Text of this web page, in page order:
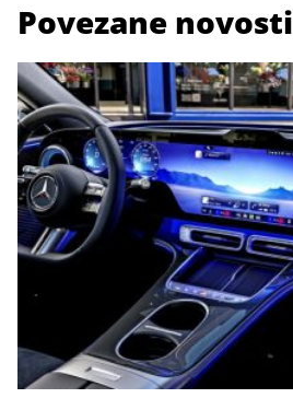
Povezane novosti